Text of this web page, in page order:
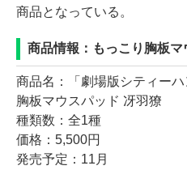
商品となっている。
商品情報：もっこり胸板マ
商品名：「劇場版シティー
胸板マウスパッド 冴羽獠
種類数：全1種
価格：5,500円
発売予定：11月